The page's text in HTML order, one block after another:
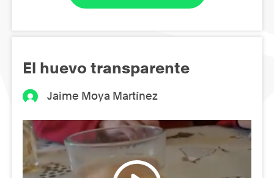
El huevo transparente
Jaime Moya Martínez